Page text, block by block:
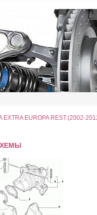
EXTRA EUROPA REST.(2002-